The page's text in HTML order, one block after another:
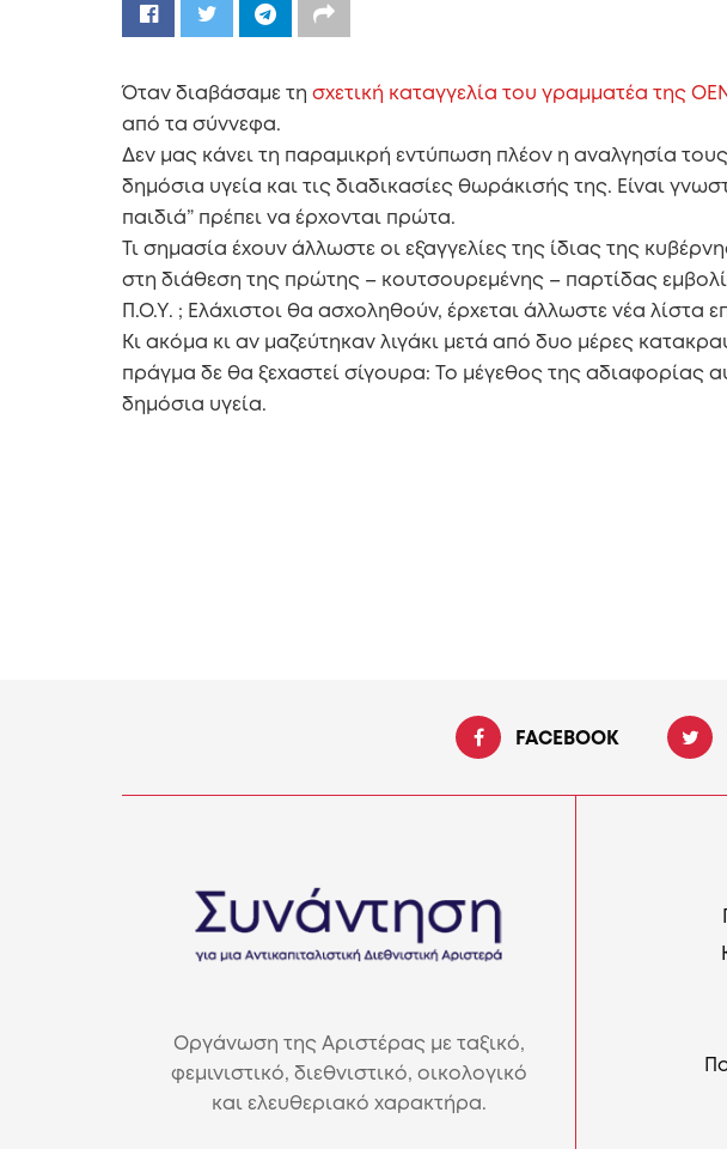
Όταν διαβάσαμε τη σχετική καταγγελία του γραμματέα της
από τα σύννεφα.
Δεν μας κάνει τη παραμικρή εντύπωση πλέον η αναλγησία
δημόσια υγεία και τις διαδικασίες θωράκισής της. Είναι
παιδιά” πρέπει να έρχονται πρώτα.
Τι σημασία έχουν άλλωστε οι εξαγγελίες της ίδιας της
στη διάθεση της πρώτης – κουτσουρεμένης – παρτίδας
Π.Ο.Υ. ; Ελάχιστοι θα ασχοληθούν, έρχεται άλλωστε νέα λίστα
Κι ακόμα κι αν μαζεύτηκαν λιγάκι μετά από δυο μέρες
πράγμα δε θα ξεχαστεί σίγουρα: Το μέγεθος της αδιαφορίας
δημόσια υγεία.
FACEBOOK
Οργάνωση της Αριστέρας με ταξικό,
φεμινιστικό, διεθνιστικό, οικολογικό
και ελευθεριακό χαρακτήρα.